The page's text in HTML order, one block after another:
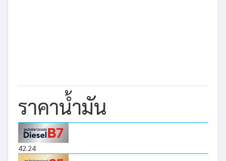
ราคาน้ำมัน
42.24